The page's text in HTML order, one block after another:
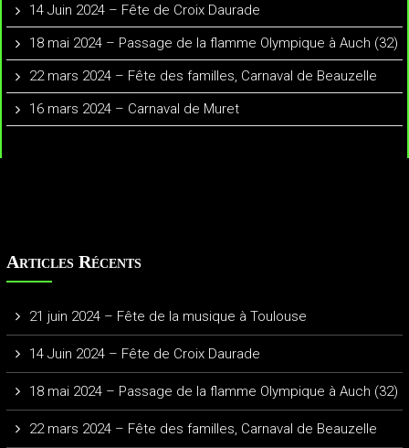
14 Juin 2024 – Fête de Croix Daurade
18 mai 2024 – Passage de la flamme Olympique à Auch (32)
22 mars 2024 – Fête des familles, Carnaval de Beauzelle
16 mars 2024 – Carnaval de Muret
Articles Récents
21 juin 2024 – Fête de la musique à Toulouse
14 Juin 2024 – Fête de Croix Daurade
18 mai 2024 – Passage de la flamme Olympique à Auch (32)
22 mars 2024 – Fête des familles, Carnaval de Beauzelle